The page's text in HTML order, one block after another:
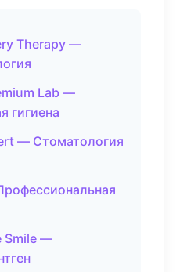
Therapy —
Lab —
гигиена
— Стоматология
Smile —